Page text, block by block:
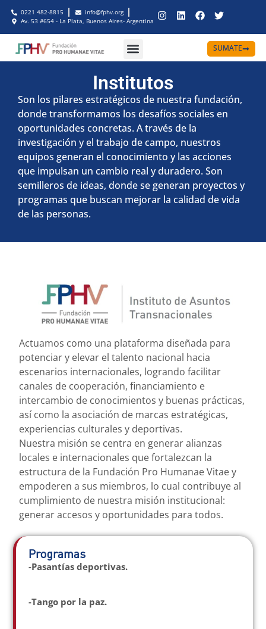
0221 482-8815
info@fphv.org
Av. 53 #654 - La Plata, Buenos Aires- Argentina
SUMATE
Institutos
Son los pilares estratégicos de nuestra fundación,
donde transformamos los desafíos sociales en
oportunidades concretas. A través de la
investigación y el trabajo de campo, nuestros
equipos generan el conocimiento y las acciones
que impulsan un cambio real y duradero. Son
semilleros de ideas, donde se generan proyectos y
programas que buscan mejorar la calidad de vida
de las personas.
Actuamos como una plataforma diseñada para
potenciar y elevar el talento nacional hacia
escenarios internacionales, logrando facilitar
canales de cooperación, financiamiento e
intercambio de conocimientos y buenas prácticas,
así como la asociación de marcas estratégicas,
experiencias culturales y deportivas.
Nuestra misión se centra en generar alianzas
locales e internacionales que fortalezcan la
estructura de la Fundación Pro Humanae Vitae y
empoderen a sus miembros, lo cual contribuye al
cumplimiento de nuestra misión institucional:
generar accesos y oportunidades para todos.
Programas
-Pasantías deportivas.
-Tango por la paz.